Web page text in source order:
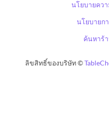
นโยบายคว
นโยบายก
ค้นหาร้
ลิขสิทธิ์ของบริษัท ©